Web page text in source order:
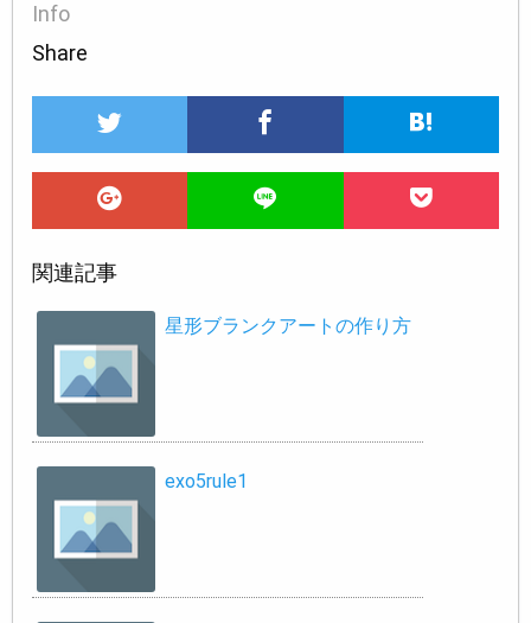
Info
Share
関連記事
星形ブランクアートの作り方
exo5rule1